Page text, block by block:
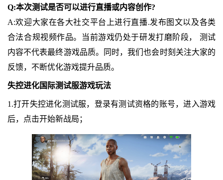
Q:本次测试是否可以进行直播或内容创作?
A:欢迎大家在各大社交平台上进行直播.发布图文以及各类
合法合规视频作品。当前游戏仍处于研发打磨阶段， 测试
内容不代表最终游戏品质。同时，我们也会时刻关注大家的
反馈，不断优化游戏提升品质。
失控进化国际测试服游戏玩法
1.打开失控进化测试服，登录有测试资格的账号，进入游戏
后，点击开始新战局；